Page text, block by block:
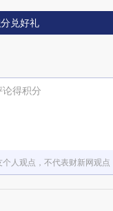
兑好礼
论得积分
人观点，不代表财新网观点